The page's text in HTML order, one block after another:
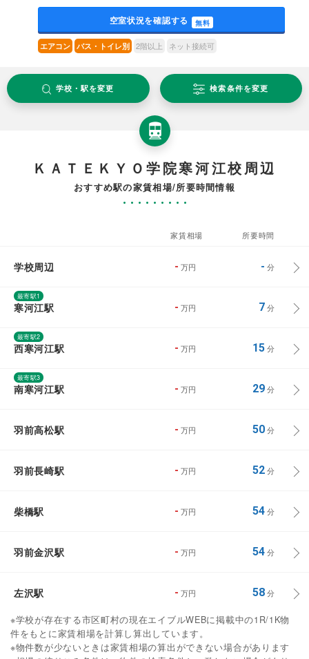
空室状況を確認する 無料
エアコン バス・トイレ別 2階以上 ネット接続可
学校・駅を変更 検索条件を変更
ＫＡＴＥＫＹＯ学院寒河江校周辺
おすすめ駅の家賃相場/所要時間情報
家賃相場 所要時間
学校周辺 - 万円 - 分
最寄駅1
寒河江駅 - 万円 7分
最寄駅2
西寒河江駅 - 万円 15分
最寄駅3
南寒河江駅 - 万円 29分
羽前高松駅 - 万円 50分
羽前長崎駅 - 万円 52分
柴橋駅 - 万円 54分
羽前金沢駅 - 万円 54分
左沢駅 - 万円 58分
※学校が存在する市区町村の現在エイブルWEBに掲載中の1R/1K物
件をもとに家賃相場を計算し算出しています。
※物件数が少ないときは家賃相場の算出ができない場合があります